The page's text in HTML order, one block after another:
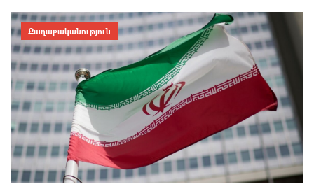
Քաղաքականություն